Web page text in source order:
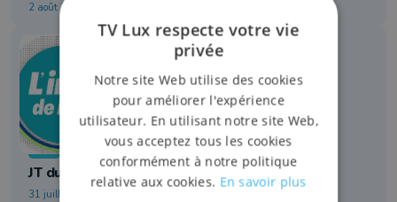
2 août 2026 à 07:00
Info
JT du 31/07/2026
31 juillet 2026 à 18:30
TV Lux respecte votre vie
privée
Notre site Web utilise des cookies
pour améliorer l'expérience
utilisateur. En utilisant notre site Web,
vous acceptez tous les cookies
conformément à notre politique
relative aux cookies. En savoir plus